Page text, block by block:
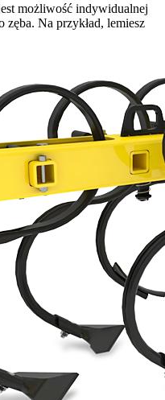
możliwość indywidualnej
zęba. Na przykład, lemiesz